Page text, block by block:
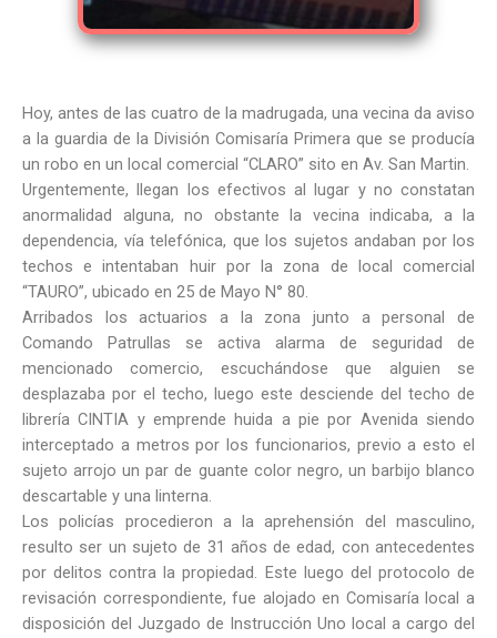
Hoy, antes de las cuatro de la madrugada, una vecina da aviso
a la guardia de la División Comisaría Primera que se producía
un robo en un local comercial “CLARO” sito en Av. San Martin.
Urgentemente, llegan los efectivos al lugar y no constatan
anormalidad alguna, no obstante la vecina indicaba, a la
dependencia, vía telefónica, que los sujetos andaban por los
techos e intentaban huir por la zona de local comercial
“TAURO”, ubicado en 25 de Mayo N° 80.
Arribados los actuarios a la zona junto a personal de
Comando Patrullas se activa alarma de seguridad de
mencionado comercio, escuchándose que alguien se
desplazaba por el techo, luego este desciende del techo de
librería CINTIA y emprende huida a pie por Avenida siendo
interceptado a metros por los funcionarios, previo a esto el
sujeto arrojo un par de guante color negro, un barbijo blanco
descartable y una linterna.
Los policías procedieron a la aprehensión del masculino,
resulto ser un sujeto de 31 años de edad, con antecedentes
por delitos contra la propiedad. Este luego del protocolo de
revisación correspondiente, fue alojado en Comisaría local a
disposición del Juzgado de Instrucción Uno local a cargo del